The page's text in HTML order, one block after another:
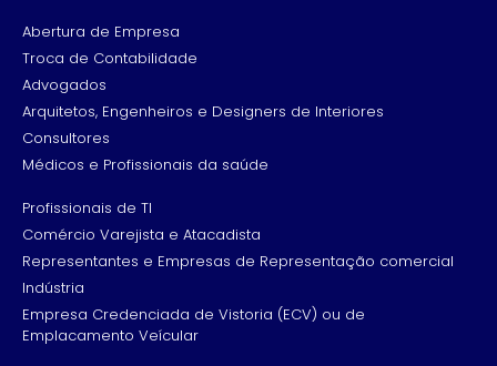
Abertura de Empresa
Troca de Contabilidade
Advogados
Arquitetos, Engenheiros e Designers de Interiores
Consultores
Médicos e Profissionais da saúde
Profissionais de TI
Comércio Varejista e Atacadista
Representantes e Empresas de Representação comercial
Indústria
Empresa Credenciada de Vistoria (ECV) ou de
Emplacamento Veícular